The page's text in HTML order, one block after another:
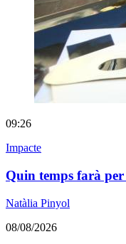
09:26
Impacte
Quin temps farà
Natàlia Pinyol
08/08/2026